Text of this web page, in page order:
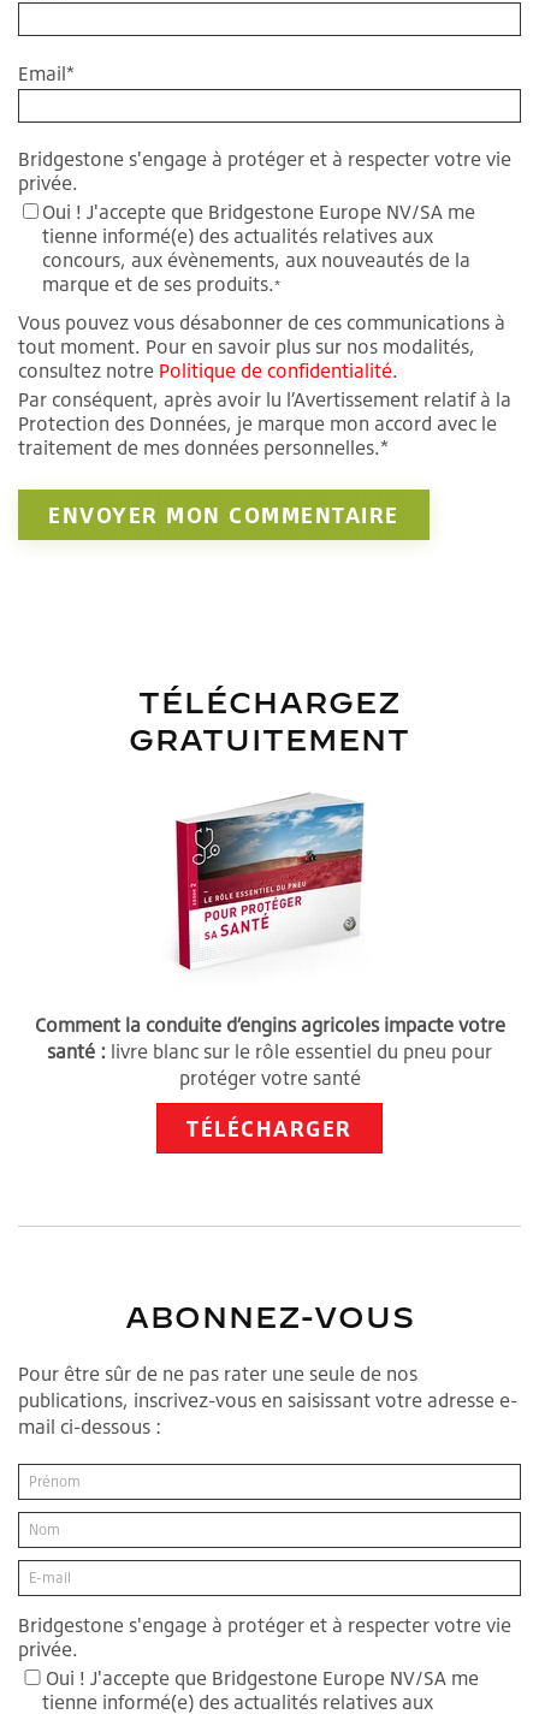
Email*
Bridgestone s'engage à protéger et à respecter votre vie
privée.
Oui ! J'accepte que Bridgestone Europe NV/SA me
tienne informé(e) des actualités relatives aux
concours, aux évènements, aux nouveautés de la
marque et de ses produits.*
Vous pouvez vous désabonner de ces communications à
tout moment. Pour en savoir plus sur nos modalités,
consultez notre Politique de confidentialité.
Par conséquent, après avoir lu l’Avertissement relatif à la
Protection des Données, je marque mon accord avec le
traitement de mes données personnelles.*
TÉLÉCHARGEZ
GRATUITEMENT
Comment la conduite d’engins agricoles impacte votre
santé : livre blanc sur le rôle essentiel du pneu pour
protéger votre santé
TÉLÉCHARGER
ABONNEZ-VOUS
Pour être sûr de ne pas rater une seule de nos
publications, inscrivez-vous en saisissant votre adresse e-
mail ci-dessous :
Bridgestone s'engage à protéger et à respecter votre vie
privée.
Oui ! J'accepte que Bridgestone Europe NV/SA me
tienne informé(e) des actualités relatives aux